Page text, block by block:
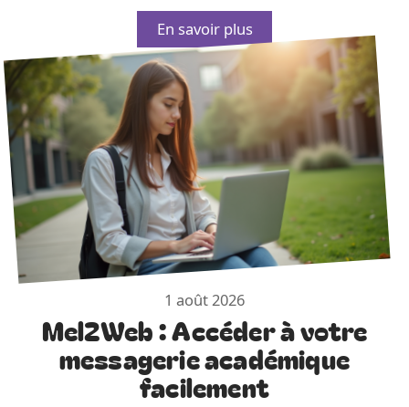
En savoir plus
1 août 2026
Mel2Web : Accéder à votre
messagerie académique
facilement